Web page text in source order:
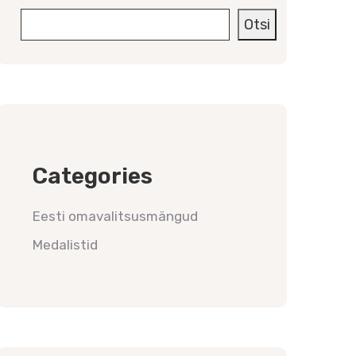
Otsi
Categories
Eesti omavalitsusmängud
Medalistid